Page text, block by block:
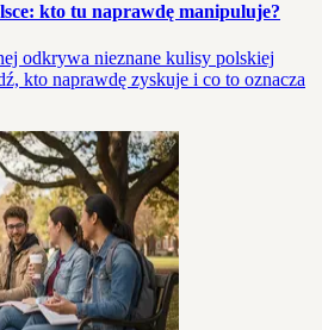
kto tu naprawdę manipuluje?
odkrywa nieznane kulisy polskiej
kto naprawdę zyskuje i co to oznacza